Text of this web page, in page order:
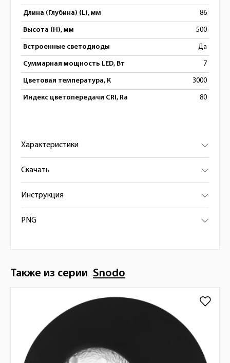
Длина (Глубина) (L), мм 86
Высота (H), мм 500
Встроенные светодиоды Да
Суммарная мощность LED, Вт 7
Цветовая температура, К 3000
Индекс цветопередачи CRI, Ra 80
Характеристики
Скачать
Инструкция
PNG
Также из серии Snodo